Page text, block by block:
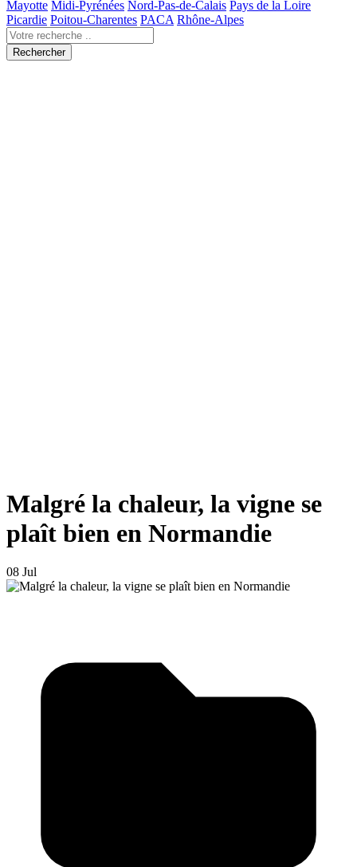
Mayotte Midi-Pyrénées Nord-Pas-de-Calais Pays de la Loire
Picardie Poitou-Charentes PACA Rhône-Alpes
Rechercher
Malgré la chaleur, la vigne se
plaît bien en Normandie
08 Jul